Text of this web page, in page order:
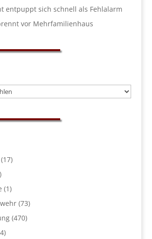
entpuppt sich schnell als Fehlalarm
vor Mehrfamilienhaus
(1)
(73)
(470)